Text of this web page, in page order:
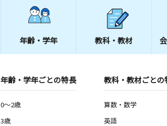
年齢・学年 教科・教材
年齢・学年ごとの特長
0～2歳
3歳
教科・教材ごとの
算数・数学
英語